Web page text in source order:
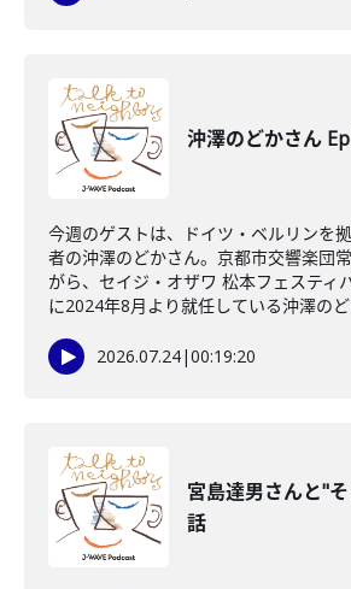
沖澤のどかさん
今週のゲストは、ドイツ・ベルリンを
者の沖澤のどかさん。京都市交響楽団
がら、セイジ・オザワ 松本フェスティ
に2024年8月より就任している沖澤のど
2026.07.24|00:19:20
宮島達男さんと"
話